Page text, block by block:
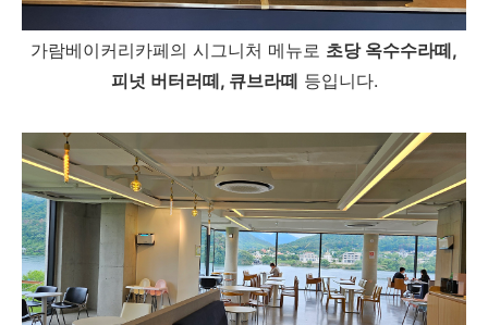
가람베이커리카페의 시그니처 메뉴로 초당 옥수수라떼,
피넛 버터러떼, 큐브라떼 등입니다.